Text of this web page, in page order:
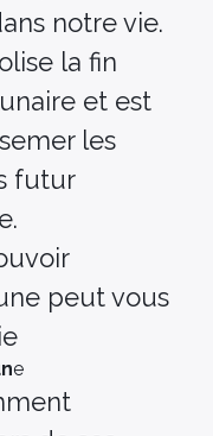
notre vie.
la fin
et est
les
futur
peut vous
e